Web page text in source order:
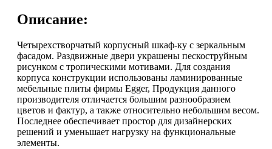
Описание:
Четырехстворчатый корпусный шкаф-ку с зеркальным
фасадом. Раздвижные двери украшены пескоструйным
рисунком с тропическими мотивами. Для создания
корпуса конструкции использованы ламинированные
мебельные плиты фирмы Egger, Продукция данного
производителя отличается большим разнообразием
цветов и фактур, а также относительно небольшим весом.
Последнее обеспечивает простор для дизайнерских
решений и уменьшает нагрузку на функциональные
элементы.